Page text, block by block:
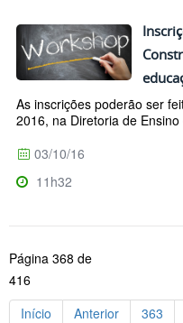
As inscrições poderão ser
2016, na Diretoria de
03/10/16
11h32
Página 368 de
416
Início
Anterior 363